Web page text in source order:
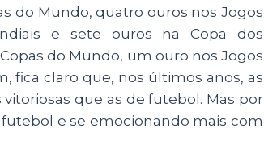
do Mundo, quatro ouros nos Jogos
e sete ouros na Copa dos
do Mundo, um ouro nos Jogos
fica claro que, nos últimos anos, as
que as de futebol. Mas por
e se emocionando mais com